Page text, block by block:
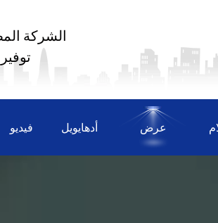
الشركة
عرض أدهايويل فيديو